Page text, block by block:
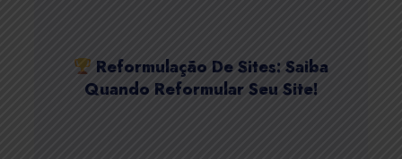
Reformulação De Sites: Saiba
Quando Reformular Seu Site!